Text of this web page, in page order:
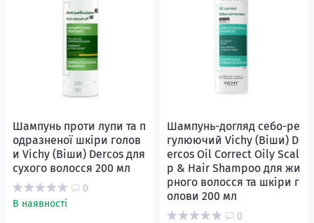
Шампунь проти лупи та п
одразненої шкіри голов
и Vichy (Віши) Dercos для
сухого волосся 200 мл
0
В наявності
Шампунь-догляд себо-ре
гулюючий Vichy (Віши) D
ercos Oil Correct Oily Scal
p & Hair Shampoo для жи
рного волосся та шкіри г
олови 200 мл
0